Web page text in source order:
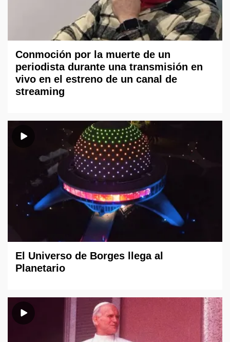
Conmoción por la muerte de un
periodista durante una transmisión en
vivo en el estreno de un canal de
streaming
El Universo de Borges llega al
Planetario